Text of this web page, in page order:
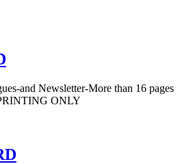
and Newsletter-More than 16 pages
ONLY